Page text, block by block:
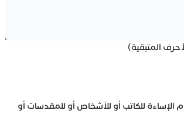
المتبقية)
الإساءة للكاتب أو للأشخاص أو للمقدسات أو